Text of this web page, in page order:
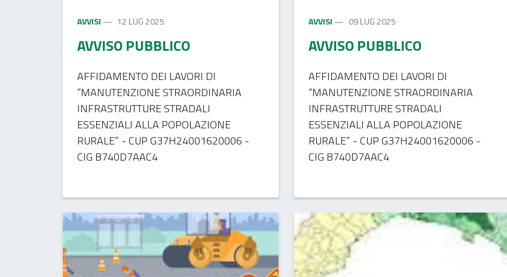
AVVISI 12 LUG 2025
AVVISO PUBBLICO
AFFIDAMENTO DEI LAVORI DI
“MANUTENZIONE STRAORDINARIA
INFRASTRUTTURE STRADALI
ESSENZIALI ALLA POPOLAZIONE
RURALE” - CUP G37H24001620006 -
CIG B740D7AAC4
AVVISI 09 LUG 2025
AVVISO PUBBLICO
AFFIDAMENTO DEI LAVORI DI
“MANUTENZIONE STRAORDINARIA
INFRASTRUTTURE STRADALI
ESSENZIALI ALLA POPOLAZIONE
RURALE” - CUP G37H24001620006 -
CIG B740D7AAC4